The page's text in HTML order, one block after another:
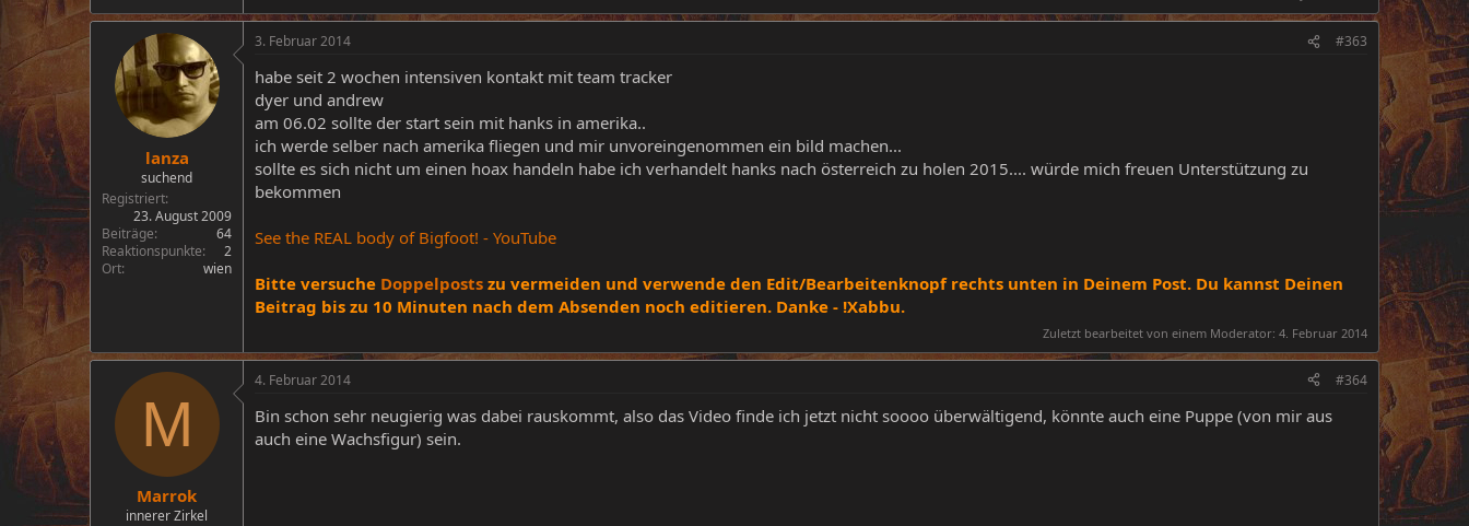
lanza
suchend
Registriert
23. August 2009
Beiträge
64
Reaktionspunkte
2
Ort
wien
3. Februar 2014 #363
habe seit 2 wochen intensiven kontakt mit team tracker
dyer und andrew
am 06.02 sollte der start sein mit hanks in amerika..
ich werde selber nach amerika fliegen und mir unvoreingenommen ein bild machen...
sollte es sich nicht um einen hoax handeln habe ich verhandelt hanks nach österreich zu holen 2015.... würde mich freuen Unterstützung zu
bekommen
See the REAL body of Bigfoot! - YouTube
Bitte versuche Doppelposts zu vermeiden und verwende den Edit/Bearbeitenknopf rechts unten in Deinem Post. Du kannst Deinen
Beitrag bis zu 10 Minuten nach dem Absenden noch editieren. Danke - !Xabbu.
Zuletzt bearbeitet von einem Moderator: 4. Februar 2014
M
Marrok
innerer Zirkel
4. Februar 2014 #364
Bin schon sehr neugierig was dabei rauskommt, also das Video finde ich jetzt nicht soooo überwältigend, könnte auch eine Puppe (von mir aus
auch eine Wachsfigur) sein.